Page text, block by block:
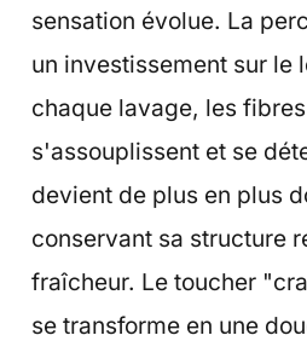
sensation évolue. La
un investissement sur le
chaque lavage, les
s'assouplissent et se
devient de plus en plus
conservant sa structure
fraîcheur. Le toucher
se transforme en une